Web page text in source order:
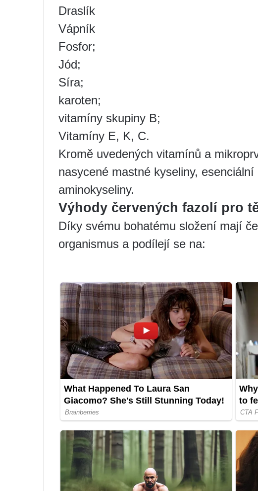
Draslík
Vápník
Fosfor;
Jód;
Síra;
karoten;
vitamíny skupiny B;
Vitamíny E, K, C.
Kromě uvedených vitamínů a
nasycené mastné kyseliny,
aminokyseliny.
Výhody červených fazolí pro
Díky svému bohatému složení mají
organismus a podílejí se na: